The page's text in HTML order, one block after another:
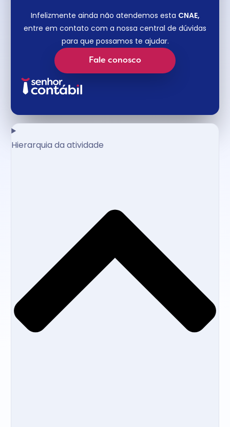
Infelizmente ainda não atendemos esta CNAE,
entre em contato com a nossa central de dúvidas
para que possamos te ajudar.
Fale conosco
Hierarquia da atividade